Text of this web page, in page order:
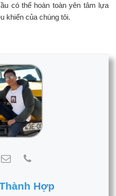
có thể hoàn toàn yên tâm lựa
khiển của chúng tôi.
Hợp